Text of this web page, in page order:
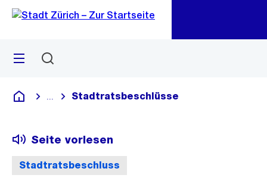
Navigation
Sprunglink
Menü
Deutsch
Blende alle Breadcrumbs ein
Stadtratsbeschlüsse
Stadtratsbeschluss
Seite vorlesen